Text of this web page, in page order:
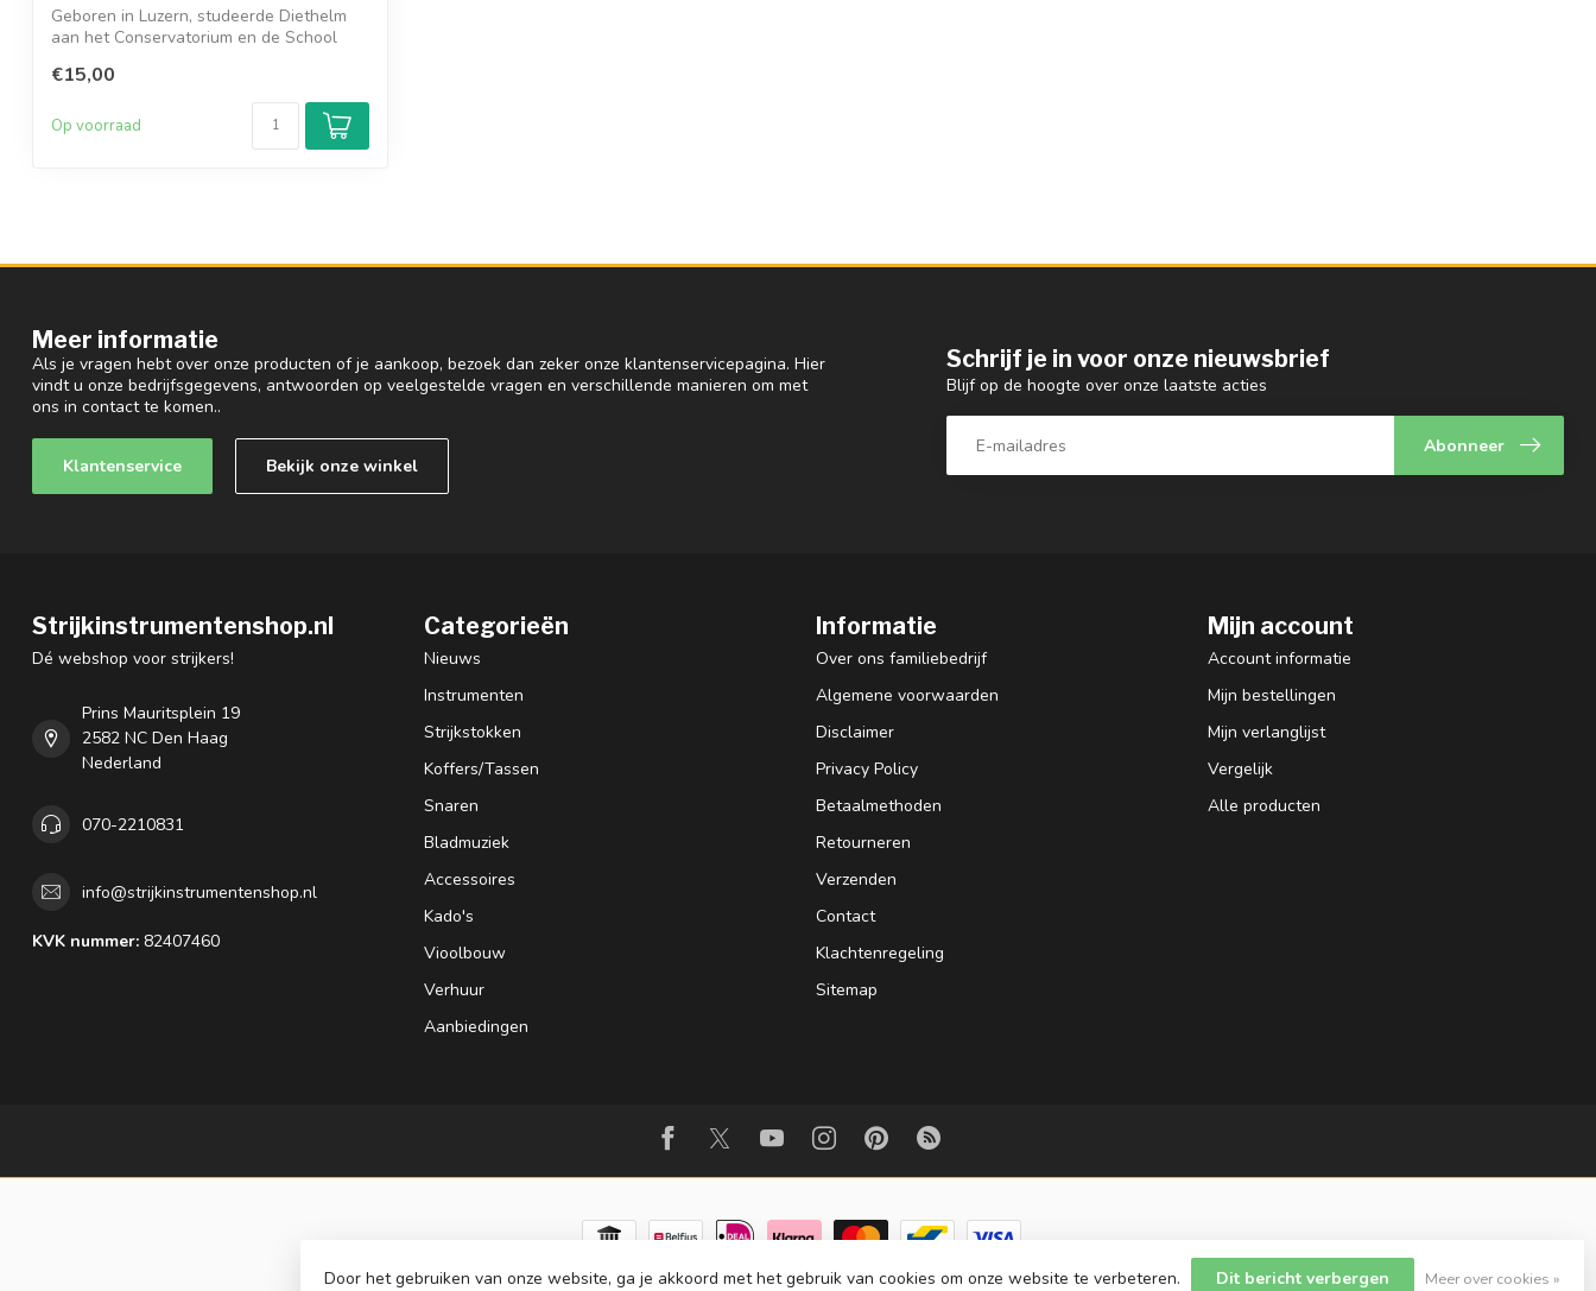
Geboren in Luzern, studeerde Diethelm
aan het Conservatorium en de School
€15,00
Op voorraad
Meer informatie
Als je vragen hebt over onze producten of je aankoop, bezoek dan zeker onze klantenservicepagina. Hier
vindt u onze bedrijfsgegevens, antwoorden op veelgestelde vragen en verschillende manieren om met
ons in contact te komen..
Klantenservice Bekijk onze winkel
Schrijf je in voor onze nieuwsbrief
Blijf op de hoogte over onze laatste acties
Abonneer
Strijkinstrumentenshop.nl
Dé webshop voor strijkers!
Prins Mauritsplein 19
2582 NC Den Haag
Nederland
070-2210831
info@strijkinstrumentenshop.nl
KVK nummer: 82407460
Categorieën
Nieuws
Instrumenten
Strijkstokken
Koffers/Tassen
Snaren
Bladmuziek
Accessoires
Kado's
Vioolbouw
Verhuur
Aanbiedingen
Informatie
Over ons familiebedrijf
Algemene voorwaarden
Disclaimer
Privacy Policy
Betaalmethoden
Retourneren
Verzenden
Contact
Klachtenregeling
Sitemap
Mijn account
Account informatie
Mijn bestellingen
Mijn verlanglijst
Vergelijk
Alle producten
© Copyright 2026 Strijkinstrumentenshop.nl
Door het gebruiken van onze website, ga je akkoord met het gebruik van cookies om onze website te verbeteren. Dit bericht verbergen Meer over cookies »